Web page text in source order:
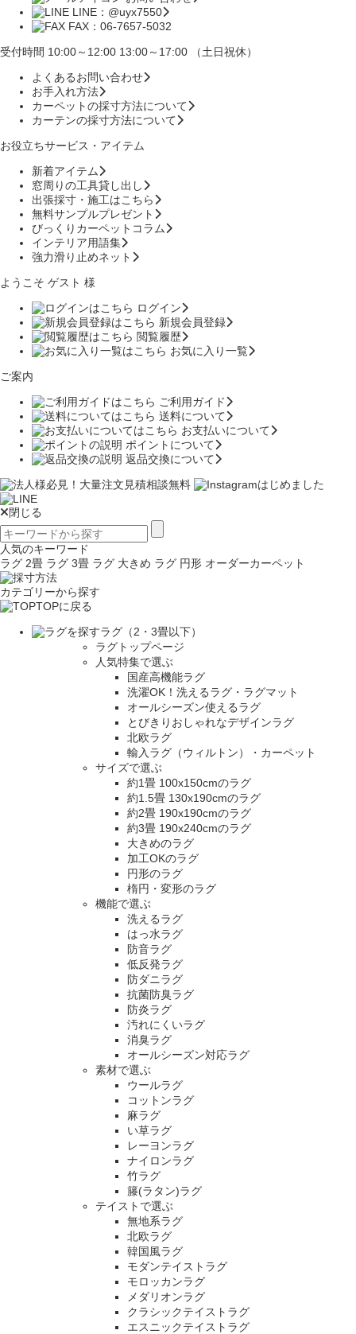
LINE：@uyx7550
FAX：06-7657-5032
受付時間 10:00～12:00 13:00～17:00 （土日祝休）
よくあるお問い合わせ
お手入れ方法
カーペットの採寸方法について
カーテンの採寸方法について
お役立ちサービス・アイテム
新着アイテム
窓周りの工具貸し出し
出張採寸・施工はこちら
無料サンプルプレゼント
びっくりカーペットコラム
インテリア用語集
強力滑り止めネット
ようこそ ゲスト 様
ログイン
新規会員登録
閲覧履歴
お気に入り一覧
ご案内
ご利用ガイド
送料について
お支払いについて
ポイントについて
返品交換について
閉じる
人気のキーワード
ラグ 2畳 ラグ 3畳 ラグ 大きめ ラグ 円形 オーダーカーペット
カテゴリーから探す
TOPに戻る
ラグ（2・3畳以下）
ラグトップページ
人気特集で選ぶ
国産高機能ラグ
洗濯OK！洗えるラグ・ラグマット
オールシーズン使えるラグ
とびきりおしゃれなデザインラグ
北欧ラグ
輸入ラグ（ウィルトン）・カーペット
サイズで選ぶ
約1畳 100x150cmのラグ
約1.5畳 130x190cmのラグ
約2畳 190x190cmのラグ
約3畳 190x240cmのラグ
大きめのラグ
加工OKのラグ
円形のラグ
楕円・変形のラグ
機能で選ぶ
洗えるラグ
はっ水ラグ
防音ラグ
低反発ラグ
防ダニラグ
抗菌防臭ラグ
防炎ラグ
汚れにくいラグ
消臭ラグ
オールシーズン対応ラグ
素材で選ぶ
ウールラグ
コットンラグ
麻ラグ
い草ラグ
レーヨンラグ
ナイロンラグ
竹ラグ
籐(ラタン)ラグ
テイストで選ぶ
無地系ラグ
北欧ラグ
韓国風ラグ
モダンテイストラグ
モロッカンラグ
メダリオンラグ
クラシックテイストラグ
エスニックテイストラグ